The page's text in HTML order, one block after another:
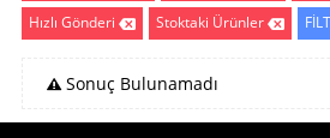
Hızlı Gönderi
Stoktaki Ürünler
Sonuç Bulunamadı